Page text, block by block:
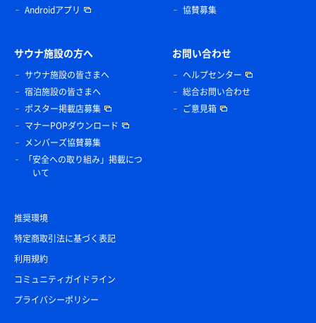
Androidアプリ
協賛募集
サウナ施設の方へ
サウナ施設の皆さまへ
宿泊施設の皆さまへ
ポスター掲載店募集
マナーPOPダウンロード
メンバーズ協賛募集
「安全への取り組み」掲載につ
いて
お問い合わせ
ヘルプセンター
総合お問い合わせ
ご意見箱
推奨環境
特定商取引法に基づく表記
利用規約
コミュニティガイドライン
プライバシーポリシー